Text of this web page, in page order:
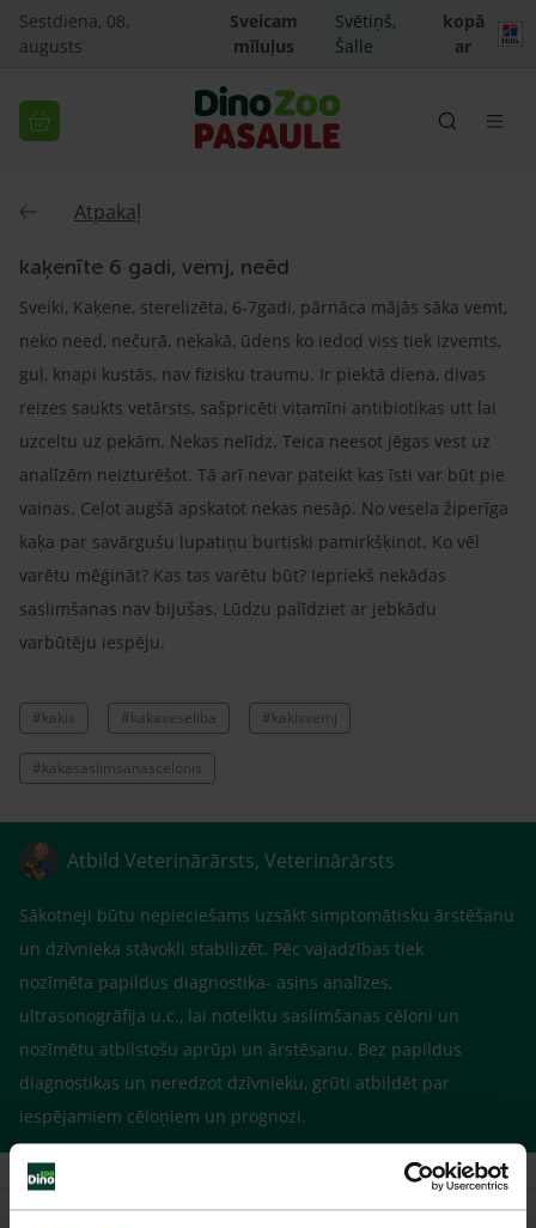
Sestdiena, 08.
augusts
Sveicam
mīluļus
Svētiņš,
Šalle
kopā
ar
Atpakaļ
kaķenīte 6 gadi, vemj, neēd
Sveiki, Kaķene, sterelizēta, 6-7gadi, pārnāca mājās sāka vemt,
neko need, nečurā, nekakā, ūdens ko iedod viss tiek izvemts,
guļ, knapi kustās, nav fizisku traumu. Ir piektā diena, divas
reizes saukts vetārsts, sašpricēti vitamīni antibiotikas utt lai
uzceltu uz pekām. Nekas nelīdz. Teica neesot jēgas vest uz
analīzēm neizturēšot. Tā arī nevar pateikt kas īsti var būt pie
vainas. Ceļot augšā apskatot nekas nesāp. No vesela žiperīga
kaķa par savārgušu lupatiņu burtiski pamirkšķinot. Ko vēl
varētu mēģināt? Kas tas varētu būt? Iepriekš nekādas
saslimšanas nav bijušas. Lūdzu palīdziet ar jebkādu
varbūtēju iespēju.
#kakis #kakaveseliba #kakisvemj
#kakasaslimsanascelonis
Atbild Veterinārārsts, Veterinārārsts
Sākotneji būtu nepieciešams uzsākt simptomātisku ārstēšanu
un dzīvnieka stāvokli stabilizēt. Pēc vajadzības tiek
nozīmēta papildus diagnostika- asins analīzes,
ultrasonogrāfija u.c., lai noteiktu saslimšanas cēloni un
nozīmētu atbilstošu aprūpi un ārstēsanu. Bez papildus
diagnostikas un neredzot dzīvnieku, grūti atbildēt par
iespējamiem cēloņiem un prognozi.